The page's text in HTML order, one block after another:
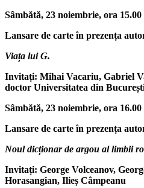
Sâmbătă, 23 noiembrie, ora 15.00
Lansare de carte în prezența
Viața lui G.
Invitați: Mihai Vacariu, Gabriel
doctor Universitatea din
Sâmbătă, 23 noiembrie, ora 16.00
Lansare de carte în prezența
Noul dicționar de argou al limbii
Invitați: George Volceanov,
Horasangian, Ilieș Câmpeanu